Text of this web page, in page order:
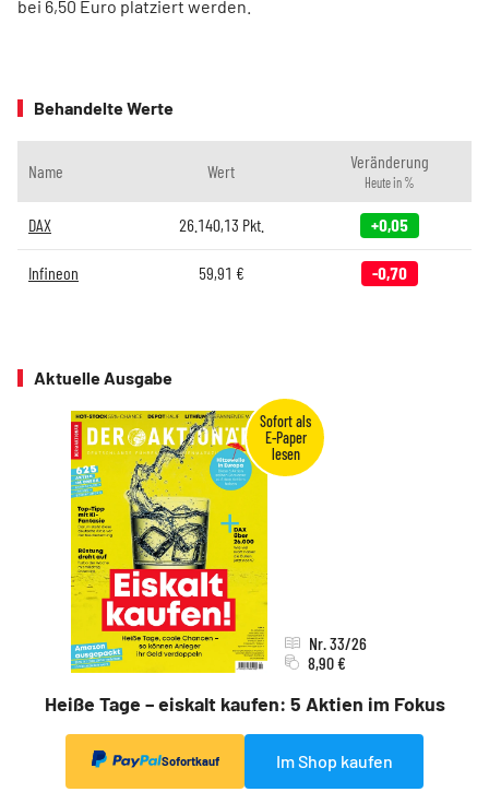
bei 6,50 Euro platziert werden.
Behandelte Werte
Name Wert Veränderung
Heute in %
DAX 26.140,13 Pkt. +0,05
Infineon 59,91 € -0,70
Aktuelle Ausgabe
Heiße Tage – eiskalt kaufen: 5 Aktien im Fokus
Nr. 33/26
8,90 €
Sofortkauf Im Shop kaufen